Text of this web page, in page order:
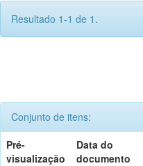
Resultado 1-1 de 1.
Conjunto de itens:
Pré-
visualização
Data do
documento